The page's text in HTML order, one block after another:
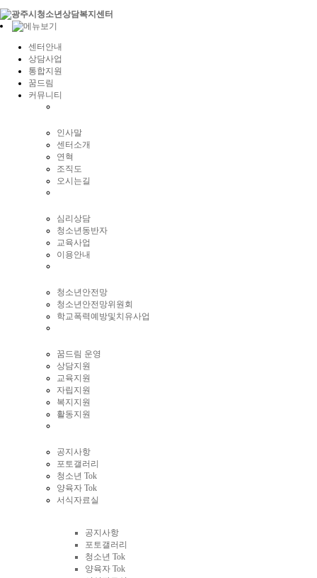
센터안내
상담사업
통합지원
꿈드림
커뮤니티
인사말
센터소개
연혁
조직도
오시는길
심리상담
청소년동반자
교육사업
이용안내
청소년안전망
청소년안전망위원회
학교폭력예방및치유사업
꿈드림 운영
상담지원
교육지원
자립지원
복지지원
활동지원
공지사항
포토갤러리
청소년 Tok
양육자 Tok
서식자료실
공지사항
포토갤러리
청소년 Tok
양육자 Tok